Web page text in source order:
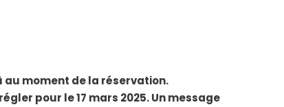
au moment de la réservation.
pour le 17 mars 2025. Un message